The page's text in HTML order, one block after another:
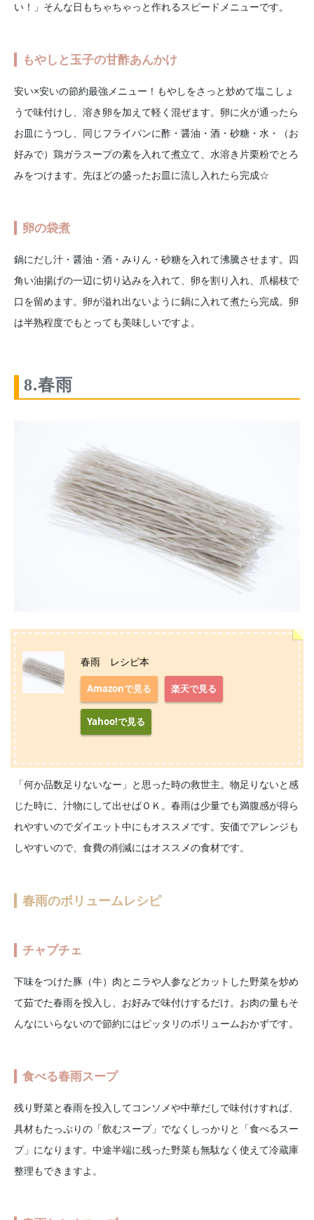
い！」そんな日もちゃちゃっと作れるスピードメニューです。
もやしと玉子の甘酢あんかけ
安い×安いの節約最強メニュー！もやしをさっと炒めて塩こしょ
うで味付けし、溶き卵を加えて軽く混ぜます。卵に火が通ったら
お皿にうつし、同じフライパンに酢・醤油・酒・砂糖・水・（お
好みで）鶏ガラスープの素を入れて煮立て、水溶き片栗粉でとろ
みをつけます。先ほどの盛ったお皿に流し入れたら完成☆
卵の袋煮
鍋にだし汁・醤油・酒・みりん・砂糖を入れて沸騰させます。四
角い油揚げの一辺に切り込みを入れて、卵を割り入れ、爪楊枝で
口を留めます。卵が溢れ出ないように鍋に入れて煮たら完成。卵
は半熟程度でもとっても美味しいですよ。
8.春雨
春雨 レシピ本
Amazonで見る 楽天で見る
Yahoo!で見る
「何か品数足りないなー」と思った時の救世主。物足りないと感
じた時に、汁物にして出せばＯＫ。春雨は少量でも満腹感が得ら
れやすいのでダイエット中にもオススメです。安価でアレンジも
しやすいので、食費の削減にはオススメの食材です。
春雨のボリュームレシピ
チャプチェ
下味をつけた豚（牛）肉とニラや人参などカットした野菜を炒め
て茹でた春雨を投入し、お好みで味付けするだけ。お肉の量もそ
んなにいらないので節約にはピッタリのボリュームおかずです。
食べる春雨スープ
残り野菜と春雨を投入してコンソメや中華だしで味付けすれば、
具材もたっぷりの「飲むスープ」でなくしっかりと「食べるスー
プ」になります。中途半端に残った野菜も無駄なく使えて冷蔵庫
整理もできますよ。